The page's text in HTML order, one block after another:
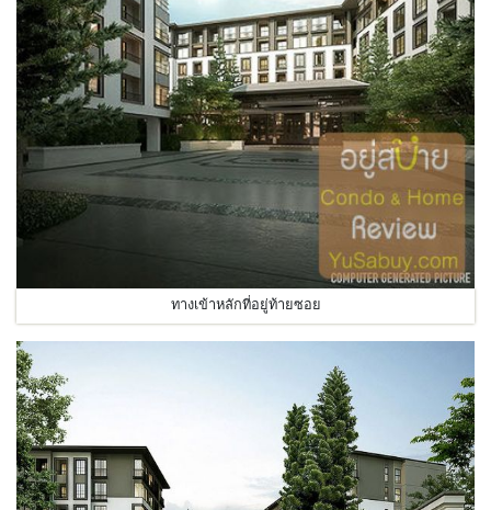
ทางเข้าหลักที่อยู่ท้ายซอย